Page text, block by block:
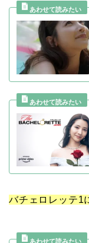
バチェロレッテ1